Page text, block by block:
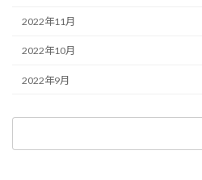
2022年11月
2022年10月
2022年9月